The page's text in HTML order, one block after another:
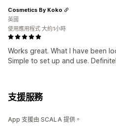
Works great. What I have been
Simple to set up and use.
Cosmetics By Koko
英國
使用應用程式 大約1小時
支援服務
App 支援由 SCALA 提供。